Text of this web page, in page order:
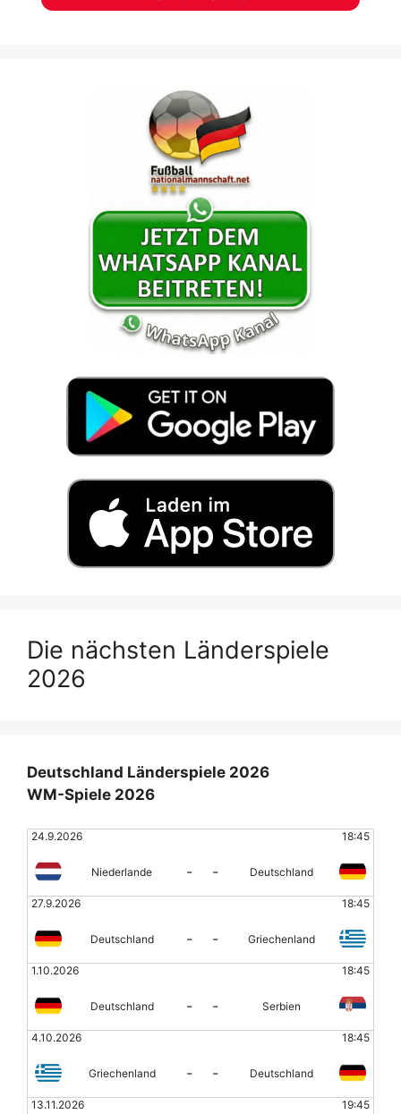
Die nächsten Länderspiele
2026
Deutschland Länderspiele 2026
WM-Spiele 2026
24.9.2026 18:45
Niederlande - - Deutschland
27.9.2026 18:45
Deutschland - - Griechenland
1.10.2026 18:45
Deutschland - - Serbien
4.10.2026 18:45
Griechenland - - Deutschland
13.11.2026 19:45